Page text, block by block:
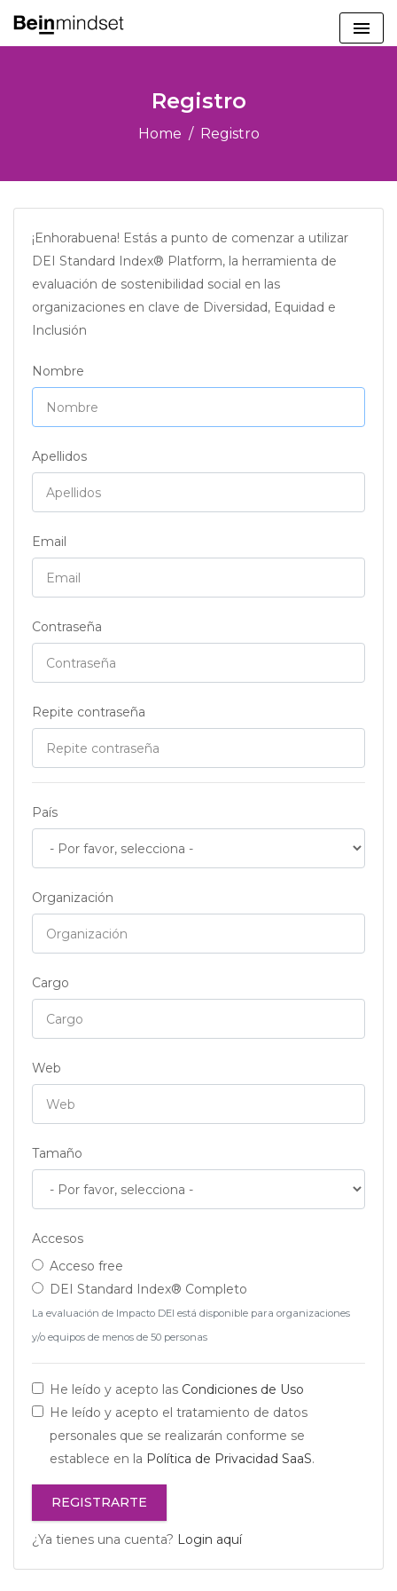
Registro
Home Registro
¡Enhorabuena! Estás a punto de comenzar a utilizar
DEI Standard Index® Platform, la herramienta de
evaluación de sostenibilidad social en las
organizaciones en clave de Diversidad, Equidad e
Inclusión
Nombre
Apellidos
Email
Contraseña
Repite contraseña
País
Organización
Cargo
Web
Tamaño
Accesos
Acceso free
DEI Standard Index® Completo
La evaluación de Impacto DEI está disponible para organizaciones
y/o equipos de menos de 50 personas
He leído y acepto las Condiciones de Uso
He leído y acepto el tratamiento de datos
personales que se realizarán conforme se
establece en la Política de Privacidad SaaS.
REGISTRARTE
¿Ya tienes una cuenta? Login aquí